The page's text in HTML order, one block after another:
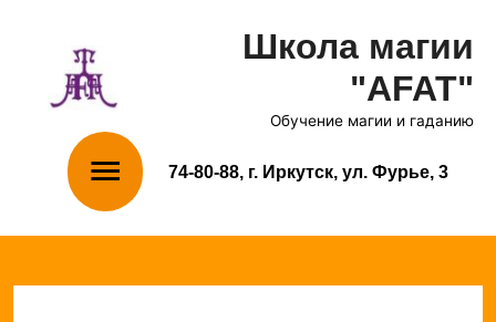
Школа магии
"AFAT"
Обучение магии и гаданию
Главное
меню
74-80-88, г. Иркутск, ул. Фурье, 3